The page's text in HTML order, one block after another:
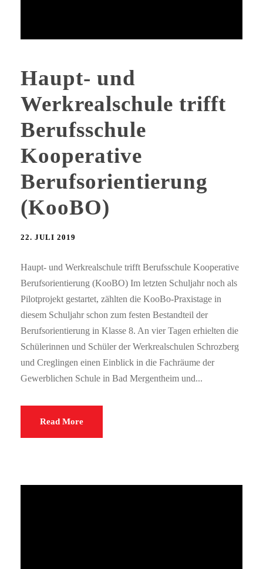
Haupt- und
Werkrealschule trifft
Berufsschule
Kooperative
Berufsorientierung
(KooBO)
22. JULI 2019
Haupt- und Werkrealschule trifft Berufsschule Kooperative
Berufsorientierung (KooBO) Im letzten Schuljahr noch als
Pilotprojekt gestartet, zählten die KooBo-Praxistage in
diesem Schuljahr schon zum festen Bestandteil der
Berufsorientierung in Klasse 8. An vier Tagen erhielten die
Schülerinnen und Schüler der Werkrealschulen Schrozberg
und Creglingen einen Einblick in die Fachräume der
Gewerblichen Schule in Bad Mergentheim und...
Read More